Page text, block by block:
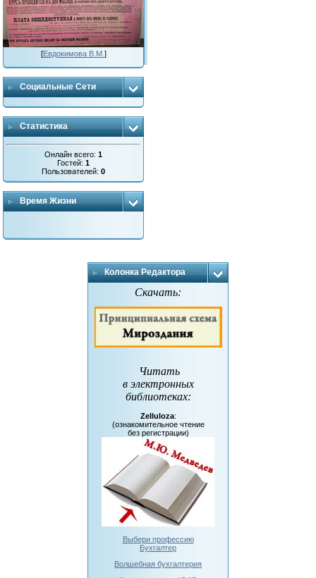
[Евдокимова В.М. ]
Социальные Сети
Статистика
Онлайн всего:1
Гостей:1
Пользователей:0
Время Жизни
Колонка Редактора
Скачать:
Читать
в электронных
библиотеках:
Zelluloza:
(ознакомительное чтение
без регистрации)
Выбери профессию
Бухгалтер
Волшебная бухгалтерия